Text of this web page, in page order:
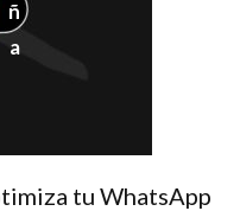
tu WhatsApp